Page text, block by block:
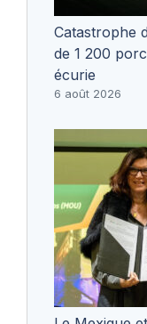
Catastrophe
de 1 200
écurie
6 août 2026